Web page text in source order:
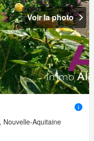
Voir la photo
Nouvelle-Aquitaine